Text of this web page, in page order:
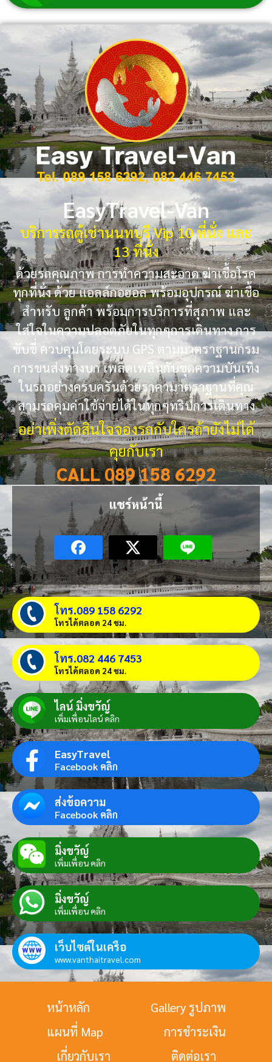
EasyTravel-Van
บริการรถตู้เช่านนทบุรี Vip 10 ที่นั่ง และ
13 ที่นั่ง
ด้วยรถคุณภาพ การทำความสะอาด ฆ่าเชื้อโรค
ทุกที่นั่ง ด้วย แอลล์กอฮอล พร้อมอุปกรณ์ ฆ่าเชื้อ
สำหรับ ลูกค้า พร้อมการบริการที่สุภาพ และ
ใส่ใจในความปลอดภัยในทุกๆการเดินทาง การ
ขับขี่ ควบคุมโดยระบบ GPS ตามมาตราฐานกรม
การขนส่งทางบก เพลิดเพลินกับชุดความบันเทิง
ในรถอย่างครบครันด้วยราคามาตราฐานที่คุณ
สามรถคุมค่าใช้จ่ายได้ในทุกๆทริปการเดินทาง
อย่าเพิ่งตัดสินใจจองรถกับใครถ้ายังไม่ได้
คุยกับเรา
CALL 089 158 6292
แชร์หน้านี้
โทร.089 158 6292
โทรได้ตลอด 24 ชม.
โทร.082 446 7453
โทรได้ตลอด 24 ชม.
ไลน์ มิ่งขวัญ์
เพิ่มเพื่อนไลน์ คลิก
EasyTravel
Facebook คลิก
ส่งข้อความ
Facebook คลิก
มิ่งขวัญ์
เพิ่มเพื่อน คลิก
มิ่งขวัญ์
เพิ่มเพื่อน คลิก
เว็บไซต์ในเครือ
www.vanthaitravel.com
หน้าหลัก
Gallery รูปภาพ
แผนที่ Map
การชำระเงิน
เกี่ยวกับเรา
ติดต่อเรา